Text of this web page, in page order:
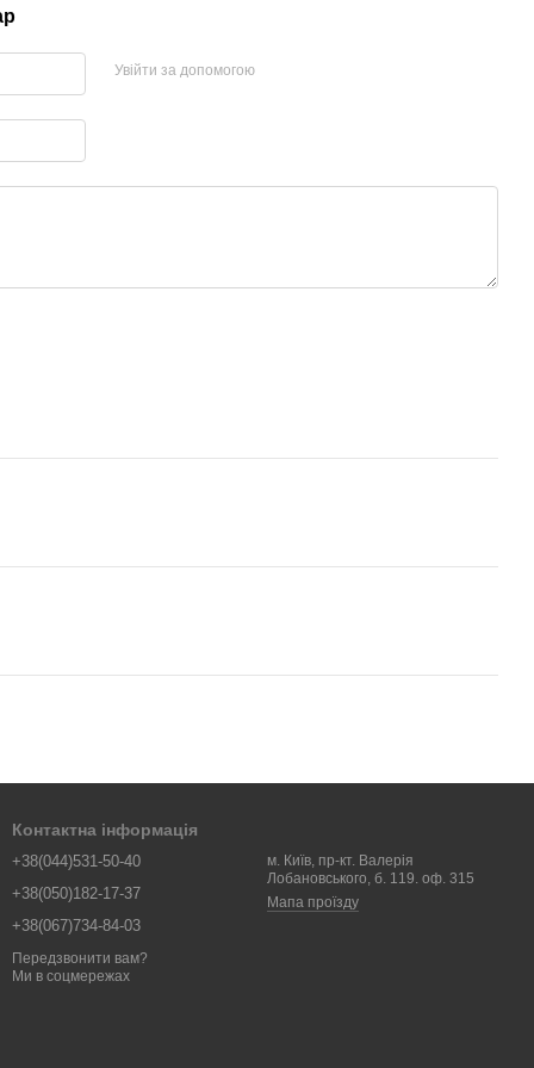
Увійти за допомогою
Контактна інформація
+38(044)531-50-40
+38(050)182-17-37
+38(067)734-84-03
Передзвонити вам?
м. Київ, пр-кт. Валерія
Лобановського, б. 119. оф. 315
Мапа проїзду
Ми в соцмережах